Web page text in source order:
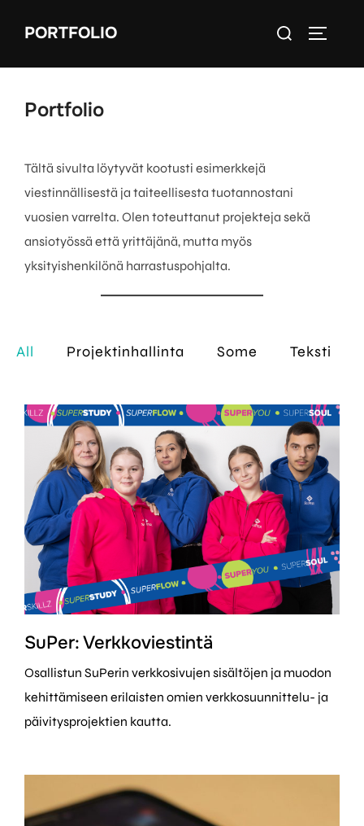
PORTFOLIO
Search
Portfolio
Tältä sivulta löytyvät kootusti esimerkkejä
viestinnällisestä ja taiteellisesta tuotannostani
vuosien varrelta. Olen toteuttanut projekteja sekä
ansiotyössä että yrittäjänä, mutta myös
yksityishenkilönä harrastuspohjalta.
All Projektinhallinta Some Teksti
SuPer: Verkkoviestintä
Osallistun SuPerin verkkosivujen sisältöjen ja muodon
kehittämiseen erilaisten omien verkkosuunnittelu- ja
päivitysprojektien kautta.